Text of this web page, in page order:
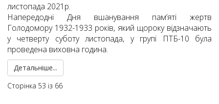
листопада 2021р.
Напередодні Дня вшанування пам’яті жертв
Голодомору 1932-1933 років, який щороку відзначають
у четверту суботу листопада, у групі ПТБ-10 була
проведена виховна година.
Детальніше...
Сторінка 53 із 66